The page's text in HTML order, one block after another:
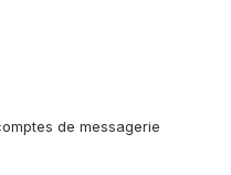
de messagerie